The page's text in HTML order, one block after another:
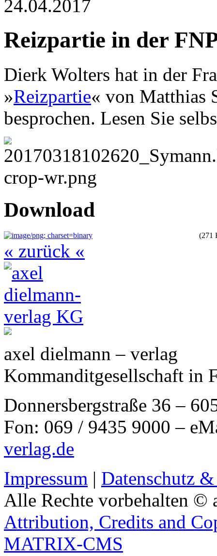
24.04.2017
Reizpartie in der
Dierk Wolters hat in der
»Reizpartie« von Matthias
besprochen. Lesen Sie
Download
(271
« zurück «
axel dielmann – verlag
Kommanditgesellschaft in
Donnersbergstraße 36 –
Fon: 069 / 9435 9000 –
verlag.de
Impressum | Datenschutz
Alle Rechte vorbehalten ©
Attribution, Credits and
MATRIX-CMS